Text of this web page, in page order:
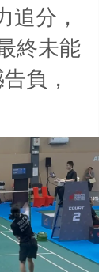
追分，
終未能
負，